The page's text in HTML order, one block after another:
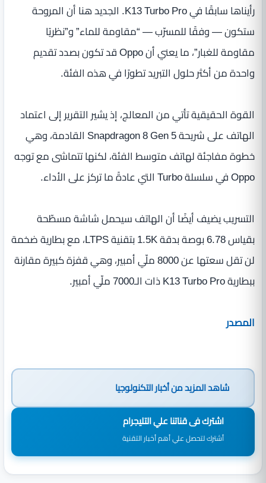
رأيناها سابقًا في K13 Turbo Pro. الجديد هنا أن المروحة
ستكون — وفقًا للمسرّب — “مقاومة للماء” و”نظريًا
مقاومة للغبار”، ما يعني أن Oppo قد تكون بصدد تقديم
واحدة من أكثر حلول التبريد تطورًا في هذه الفئة.
القوة الحقيقية تأتي من المعالج، إذ يشير التقرير إلى اعتماد
الهاتف على شريحة Snapdragon 8 Gen 5 القادمة، وهي
خطوة مفاجئة لهاتف متوسط الفئة، لكنها تتماشى مع توجه
Oppo في سلسلة Turbo التي عادةً ما تركز على الأداء.
التسريب يضيف أيضًا أن الهاتف سيحمل شاشة مسطّحة
بقياس 6.78 بوصة بدقة 1.5K بتقنية LTPS، مع بطارية ضخمة
لن تقل سعتها عن 8000 ملّي أمبير، وهي قفزة كبيرة مقارنة
ببطارية K13 Turbo Pro ذات الـ7000 ملّي أمبير.
المصدر
شاهد المزيد منأخبار التكنولوجيا
اشترك فى قناتنا علي التليجرام
أشترك لتحصل علي أهم أخبار التقنية